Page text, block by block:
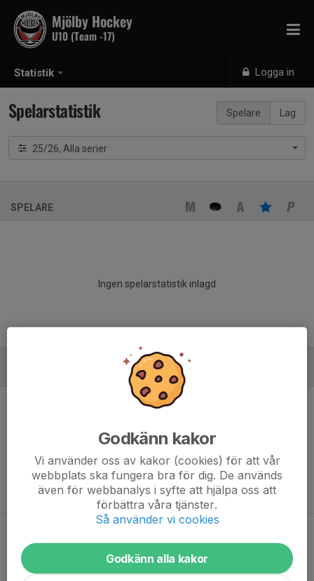
Statistik Logga in
Mjölby Hockey
U10 (Team -17)
Spelare Lag
Spelarstatistik
25/26, Alla serier
SPELARE
Ingen spelarstatistik inlagd
Godkänn kakor
Vi använder oss av kakor (cookies) för att vår
webbplats ska fungera bra för dig. De används
även för webbanalys i syfte att hjälpa oss att
förbättra våra tjänster.
Så använder vi cookies
Godkänn alla kakor